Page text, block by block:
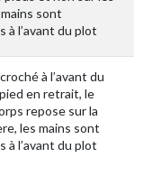
sont
à l’avant du plot
à l’avant du
en retrait, le
repose sur la
les mains sont
à l’avant du plot